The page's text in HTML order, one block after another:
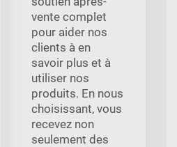
vente complet
pour aider nos
clients à en
savoir plus et à
utiliser nos
produits. En nous
choisissant, vous
recevez non
seulement des